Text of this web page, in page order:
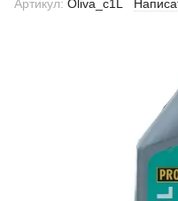
Артикул: Oliva_c1L